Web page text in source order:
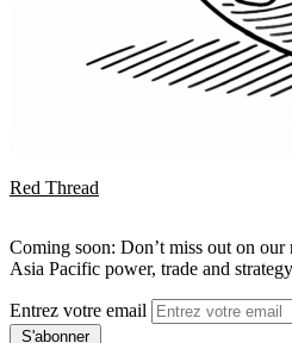
Red Thread
Coming soon: Don’t miss out on
Asia Pacific power, trade and
Entrez votre email
S'abonner